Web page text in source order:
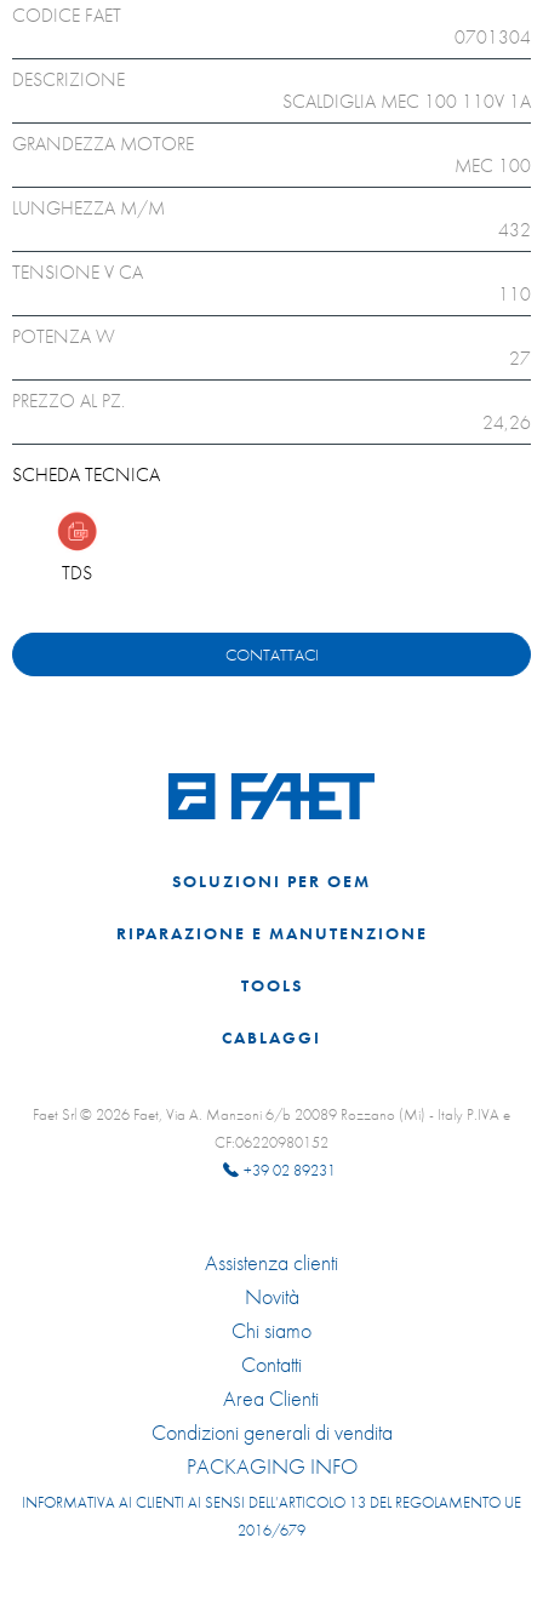
CODICE FAET
0701304
DESCRIZIONE
SCALDIGLIA MEC 100 110V 1A
GRANDEZZA MOTORE
MEC 100
LUNGHEZZA M/M
432
TENSIONE V CA
110
POTENZA W
27
PREZZO AL PZ.
24,26
SCHEDA TECNICA
TDS
CONTATTACI
SOLUZIONI PER OEM
RIPARAZIONE E MANUTENZIONE
TOOLS
CABLAGGI
Faet Srl © 2026 Faet, Via A. Manzoni 6/b 20089 Rozzano (Mi) - Italy P.IVA e
CF:06220980152
+39 02 89231
Assistenza clienti
Novità
Chi siamo
Contatti
Area Clienti
Condizioni generali di vendita
PACKAGING INFO
INFORMATIVA AI CLIENTI AI SENSI DELL’ARTICOLO 13 DEL REGOLAMENTO UE
2016/679